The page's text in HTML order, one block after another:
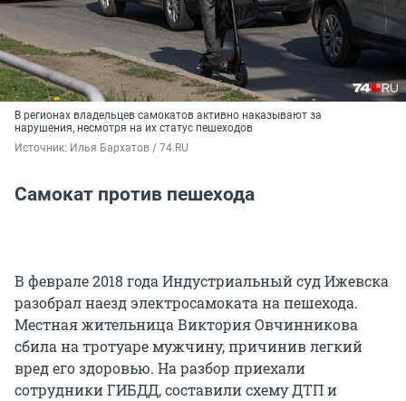
В регионах владельцев самокатов активно наказывают за
нарушения, несмотря на их статус пешеходов
Источник: Илья Бархатов / 74.RU
Самокат против пешехода
В феврале 2018 года Индустриальный суд Ижевска
разобрал наезд электросамоката на пешехода.
Местная жительница Виктория Овчинникова
сбила на тротуаре мужчину, причинив легкий
вред его здоровью. На разбор приехали
сотрудники ГИБДД, составили схему ДТП и